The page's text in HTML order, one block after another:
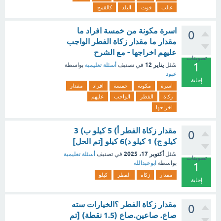
غالب
قوت البلد كالقمح
0
تصويتات
1
إجابة
اسرة مكونة من خمسة افراد ما
مقدار ما مقدار زكاة الفطر الواجب
عليهم اخراجها - مع الشرح
سُئل يناير 12 في تصنيف أسئلة تعليمية بواسطة
عبود
اسرة مكونة خمسة افراد
مقدار
زكاة
الفطر الواجب
عليهم
اخراجها
0
تصويتات
1
إجابة
مقدار زكاة الفطر أ) 5 كيلو ب) 3
كيلو ج) 1 كيلو د)6 كيلو [تم الحل]
سُئل أكتوبر 17، 2025 في تصنيف أسئلة تعليمية
بواسطة ابوعبدالله
مقدار زكاة الفطر كيلو
0
مقدار زكاة الفطر ؟الخيارات سته
صاع. صاعين.صاع (1.5 نقطة) [تم